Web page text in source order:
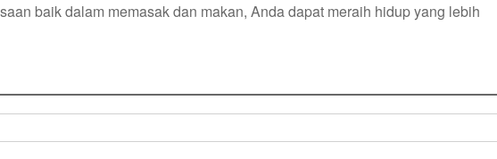
baik dalam memasak dan makan, Anda dapat meraih hidup yang lebih